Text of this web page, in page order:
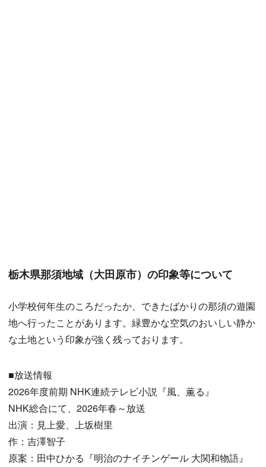
栃木県那須地域（大田原市）の印象等について
小学校何年生のころだったか、できたばかりの那須の遊園
地へ行ったことがあります。緑豊かな空気のおいしい静か
な土地という印象が強く残っております。
■放送情報
2026年度前期 NHK連続テレビ小説『風、薫る』
NHK総合にて、2026年春～放送
出演：見上愛、上坂樹里
作：吉澤智子
原案：田中ひかる『明治のナイチンゲール 大関和物語』